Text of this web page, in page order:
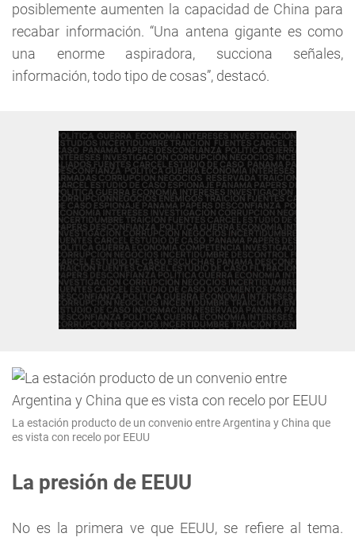
posiblemente aumenten la capacidad de China para
recabar información. “Una antena gigante es como
una enorme aspiradora, succiona señales,
información, todo tipo de cosas”, destacó.
La estación producto de un convenio entre Argentina y China que
es vista con recelo por EEUU
La presión de EEUU
No es la primera ve que EEUU, se refiere al tema.